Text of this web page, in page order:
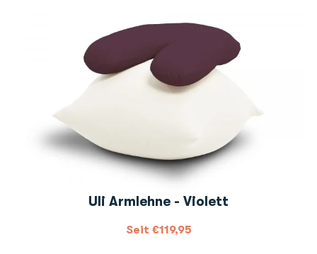
Uli Armlehne - Violett
Seit €119,95